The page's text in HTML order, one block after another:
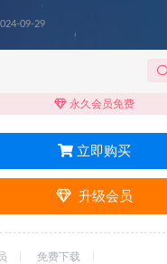
09-29
永久会员免费
立即购买
升级会员
免费下载